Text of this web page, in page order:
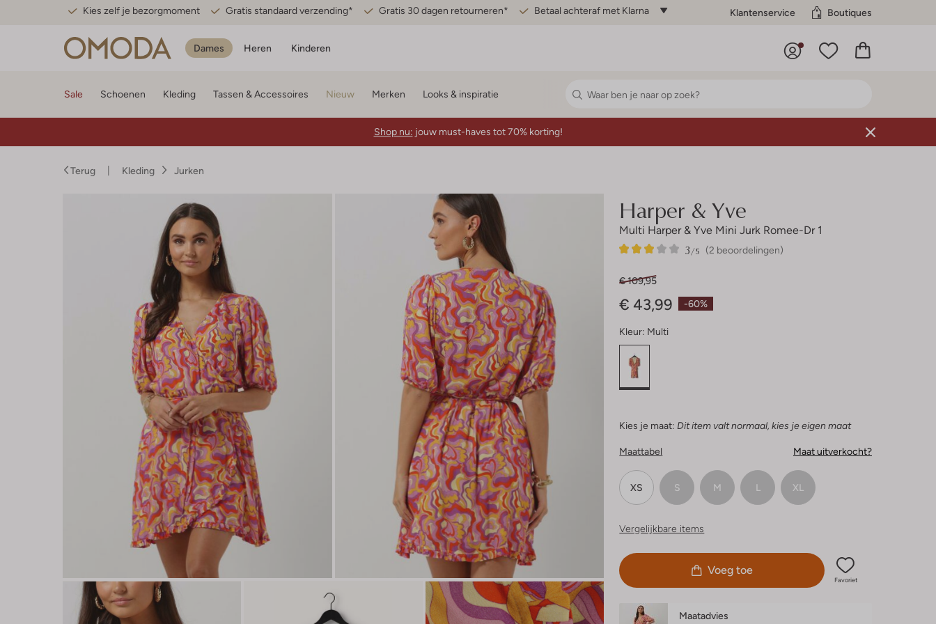
Kies zelf je bezorgmoment Gratis standaard verzending* Gratis 30 dagen retourneren* Betaal achteraf met Klarna Klantenservice Boutiques
Dames Heren Kinderen
Sale Schoenen Kleding Tassen & Accessoires Nieuw Merken Looks & inspiratie
Shop nu: jouw must-haves tot 70% korting!
Terug Kleding Jurken
Harper & Yve
Multi Harper & Yve Mini Jurk Romee-Dr 1
(2 beoordelingen)
3/5
2
3
-60%
€ 109,95
€ 43,99
Kleur: Multi
Kies je maat: Dit item valt normaal, kies je eigen maat
Maattabel Maat uitverkocht?
XS S M L XL
Vergelijkbare items
Voeg toe
Favoriet
Maatadvies